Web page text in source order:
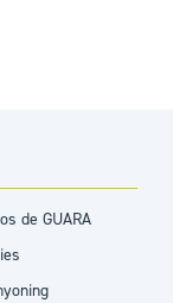
de GUARA